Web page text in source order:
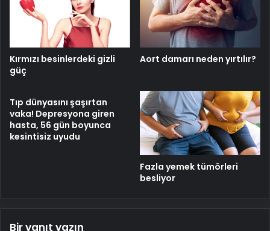
Kırmızı besinlerdeki gizli
güç
Aort damarı neden yırtılır?
Tıp dünyasını şaşırtan
vaka! Depresyona giren
hasta, 56 gün boyunca
kesintisiz uyudu
Fazla yemek tümörleri
besliyor
Bir yanıt yazın